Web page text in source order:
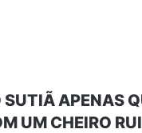
SUTIÃ APENAS
UM CHEIRO